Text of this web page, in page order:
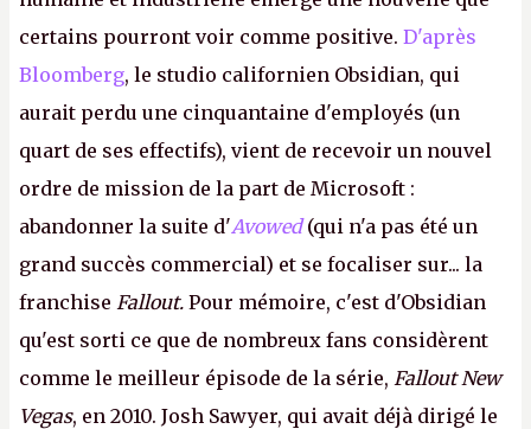
certains pourront voir comme positive. D'après
Bloomberg, le studio californien Obsidian, qui
aurait perdu une cinquantaine d'employés (un
quart de ses effectifs), vient de recevoir un nouvel
ordre de mission de la part de Microsoft :
abandonner la suite d'Avowed(qui n'a pas été un
grand succès commercial) et se focaliser sur... la
franchise Fallout. Pour mémoire, c'est d'Obsidian
qu'est sorti ce que de nombreux fans considèrent
comme le meilleur épisode de la série, Fallout New
Vegas, en 2010. Josh Sawyer, qui avait déjà dirigé le